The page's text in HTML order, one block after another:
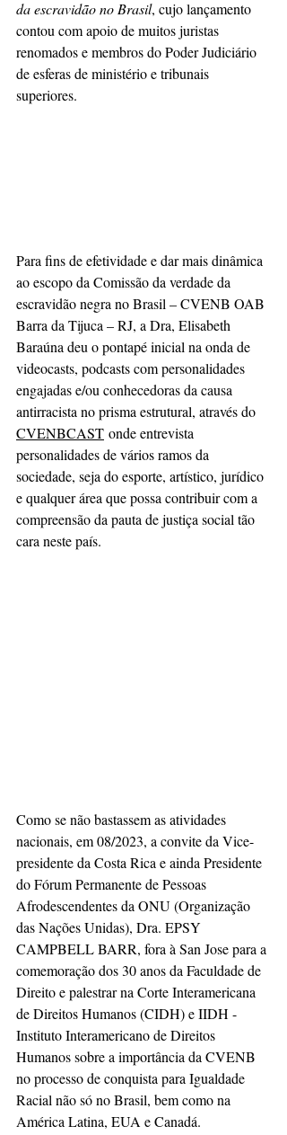
da escravidão no Brasil, cujo lançamento
contou com apoio de muitos juristas
renomados e membros do Poder Judiciário
de esferas de ministério e tribunais
superiores.
Para fins de efetividade e dar mais dinâmica
ao escopo da Comissão da verdade da
escravidão negra no Brasil – CVENB OAB
Barra da Tijuca – RJ, a Dra, Elisabeth
Baraúna deu o pontapé inicial na onda de
videocasts, podcasts com personalidades
engajadas e/ou conhecedoras da causa
antirracista no prisma estrutural, através do
CVENBCAST onde entrevista
personalidades de vários ramos da
sociedade, seja do esporte, artístico, jurídico
e qualquer área que possa contribuir com a
compreensão da pauta de justiça social tão
cara neste país.
Como se não bastassem as atividades
nacionais, em 08/2023, a convite da Vice-
presidente da Costa Rica e ainda Presidente
do Fórum Permanente de Pessoas
Afrodescendentes da ONU (Organização
das Nações Unidas), Dra. EPSY
CAMPBELL BARR, fora à San Jose para a
comemoração dos 30 anos da Faculdade de
Direito e palestrar na Corte Interamericana
de Direitos Humanos (CIDH) e IIDH -
Instituto Interamericano de Direitos
Humanos sobre a importância da CVENB
no processo de conquista para Igualdade
Racial não só no Brasil, bem como na
América Latina, EUA e Canadá.